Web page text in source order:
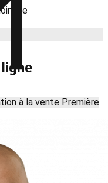
à la vente Première